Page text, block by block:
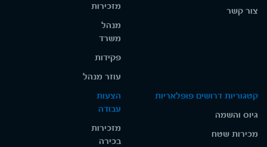
צור קשר
מזכירות
מנהל
משרד
פקידות
עוזר מנהל
קטגוריות דרושים פופלאריות
גיוס והשמה
מכירות שטח
הצעות
עבודה
מזכירות
בכירה